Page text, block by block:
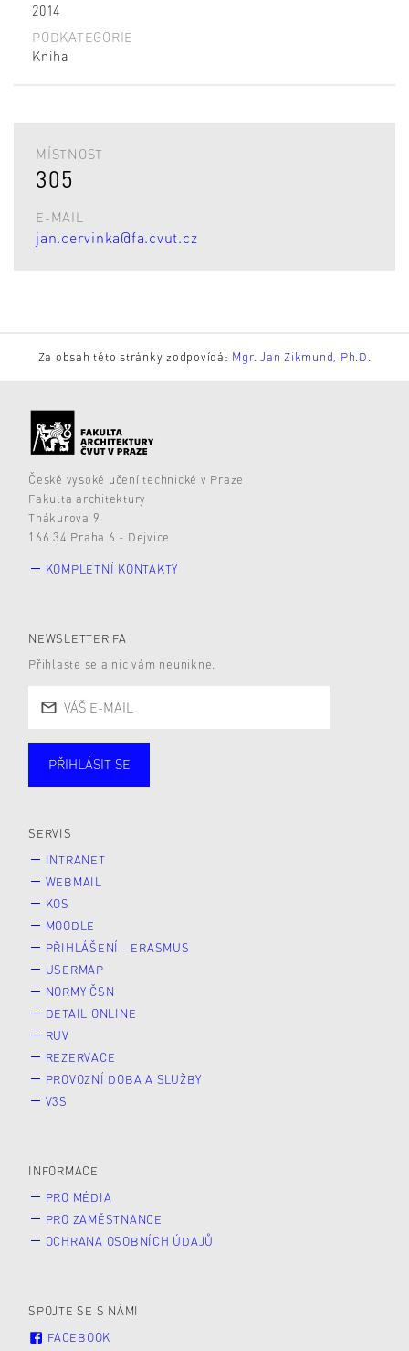
2014
PODKATEGORIE
Kniha
MÍSTNOST
305
E-MAIL
jan.cervinka@fa.cvut.cz
Za obsah této stránky zodpovídá: Mgr. Jan Zikmund, Ph.D.
České vysoké učení technické v Praze
Fakulta architektury
Thákurova 9
166 34 Praha 6 - Dejvice
KOMPLETNÍ KONTAKTY
NEWSLETTER FA
Přihlaste se a nic vám neunikne.
PŘIHLÁSIT SE
SERVIS
INTRANET
WEBMAIL
KOS
MOODLE
PŘIHLÁŠENÍ - ERASMUS
USERMAP
NORMY ČSN
DETAIL ONLINE
RUV
REZERVACE
PROVOZNÍ DOBA A SLUŽBY
V3S
INFORMACE
PRO MÉDIA
PRO ZAMĚSTNANCE
OCHRANA OSOBNÍCH ÚDAJŮ
SPOJTE SE S NÁMI
FACEBOOK